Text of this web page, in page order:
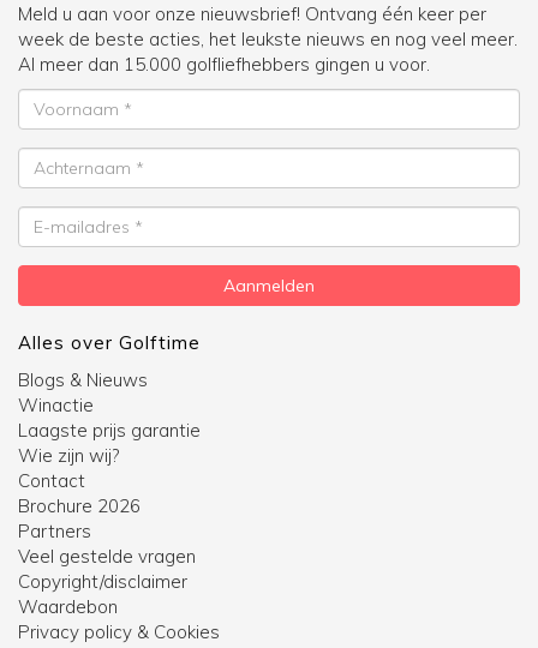
Meld u aan voor onze nieuwsbrief! Ontvang één keer per
week de beste acties, het leukste nieuws en nog veel meer.
Al meer dan 15.000 golfliefhebbers gingen u voor.
Voornaam
Achternaam
E-
mailadres
Aanmelden
Alles over Golftime
Blogs & Nieuws
Winactie
Laagste prijs garantie
Wie zijn wij?
Contact
Brochure 2026
Partners
Veel gestelde vragen
Copyright/disclaimer
Waardebon
Privacy policy & Cookies